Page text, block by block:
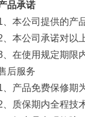
品承诺
、本公司提供的产
、本公司承诺对以
、在使用规定期限
后服务
、产品免费保修期
、质保期内全